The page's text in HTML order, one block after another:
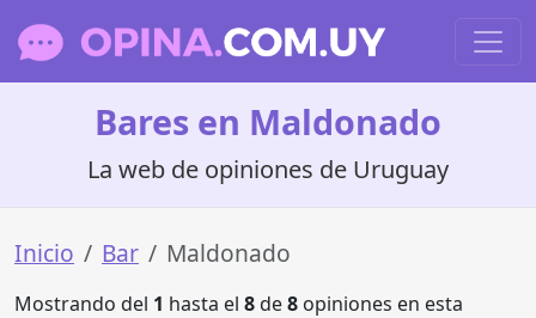
Bares en Maldonado
La web de opiniones de Uruguay
Inicio Bar Maldonado
Mostrando del 1 hasta el 8de8 opiniones en esta